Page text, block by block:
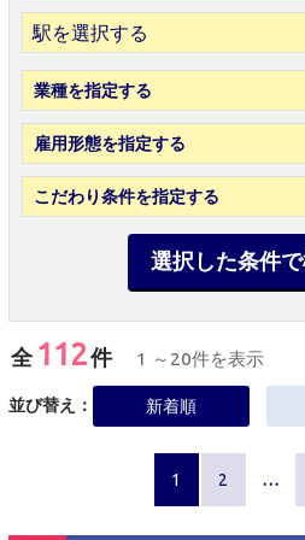
駅を選択する
業種を指定する
雇用形態を指定する
こだわり条件を指定する
選択した条件
全 112件 1 ～20件を表示
並び替え： 新着順
1 2 …